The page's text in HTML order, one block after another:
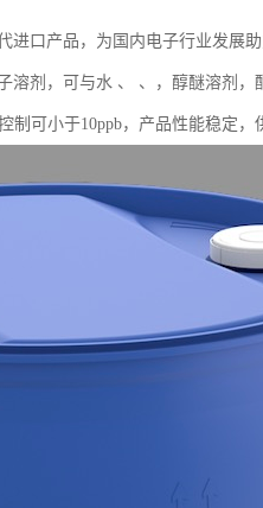
口产品，为国内电子行业发展助
剂，可与水 、 、，醇醚溶剂
可小于10ppb，产品性能稳定，